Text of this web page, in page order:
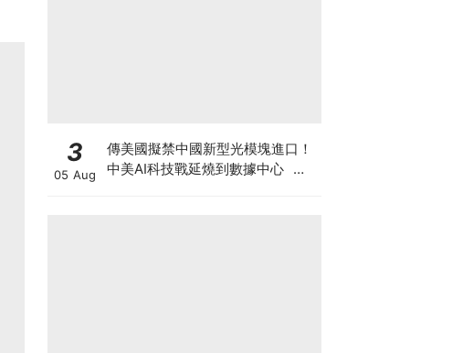
3
05 Aug
傳美國擬禁中國新型光模塊進口！
中美AI科技戰延燒到數據中心 龍